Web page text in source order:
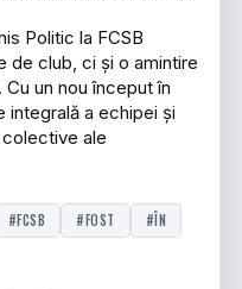
Politic la FCSB
de club, ci și o amintire
un nou început în
integrală a echipei și
colective ale
#FCSB #FOST
#ÎN